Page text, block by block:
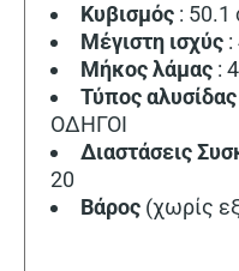
Κυβισμός : 50.1
Μέγιστη ισχύς
Μήκοςλάμας :
Τύποςαλυσίδας
ΟΔΗΓΟΙ
Διαστάσεις
20
Βάρος (χωρίς